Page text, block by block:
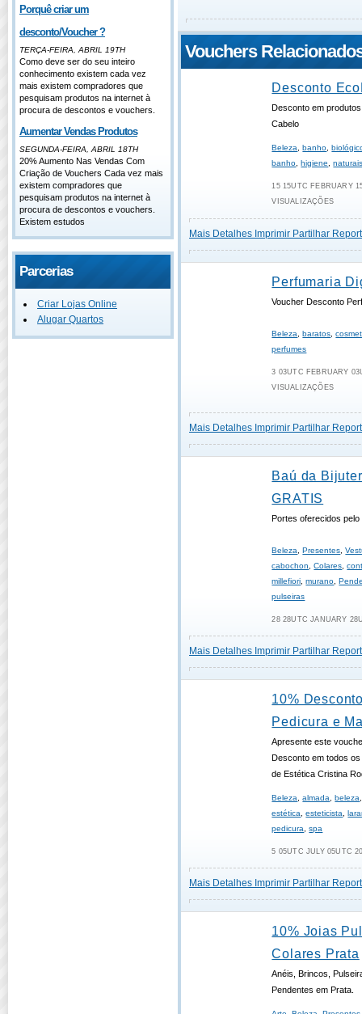
Porquê criar um
desconto/Voucher ?
TERÇA-FEIRA, ABRIL 19TH
Como deve ser do seu inteiro
conhecimento existem cada vez
mais existem compradores que
pesquisam produtos na internet à
procura de descontos e vouchers.
Aumentar Vendas Produtos
SEGUNDA-FEIRA, ABRIL 18TH
20% Aumento Nas Vendas Com
Criação de Vouchers Cada vez mais
existem compradores que
pesquisam produtos na internet à
procura de descontos e vouchers.
Existem estudos
Parcerias
Criar Lojas Online
Alugar Quartos
Vouchers
Desconto
Desconto em
Cabelo
Beleza ,banho ,
banho ,higiene ,
15 15UTC FEBRUARY
VISUALIZAÇÕES
Mais Detalhes Imprimir Partilhar
Perfumaria
Voucher Desconto
Beleza ,baratos ,
perfumes
3 03UTC FEBRUARY
VISUALIZAÇÕES
Mais Detalhes Imprimir Partilhar
Baú da
GRATIS
Portes oferecidos pelo
Beleza ,Presentes ,
cabochon
,Colares ,
millefiori ,murano ,
pulseiras
28 28UTC JANUARY
Mais Detalhes Imprimir Partilhar
10%
Pedicura e
Apresente este
Desconto em todos
de Estética Cristina
Beleza ,almada ,beleza
estética
,esteticista ,
pedicura
,spa
5 05UTC JULY 05UTC
Mais Detalhes Imprimir Partilhar
10% Joias
Colares Prata
Anéis, Brincos,
Pendentes em Prata.